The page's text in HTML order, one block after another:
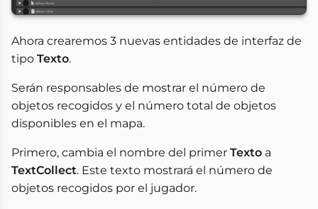
Ahora crearemos 3 nuevas entidades de interfaz de
tipo Texto.
Serán responsables de mostrar el número de
objetos recogidos y el número total de objetos
disponibles en el mapa.
Primero, cambia el nombre del primer Texto a
TextCollect. Este texto mostrará el número de
objetos recogidos por el jugador.